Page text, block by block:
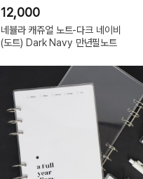
12,000
네뷸라 캐쥬얼 노트-다크 네이비
(도트) Dark Navy 만년필노트